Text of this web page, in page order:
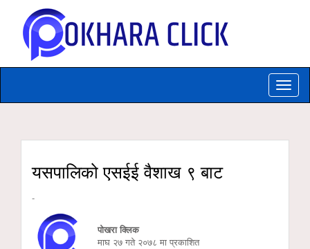
Toggle
यसपालिको एसईई वैशाख ९ बाट
-
पोखरा क्लिक
माघ २७ गते २०७८ मा प्रकाशित